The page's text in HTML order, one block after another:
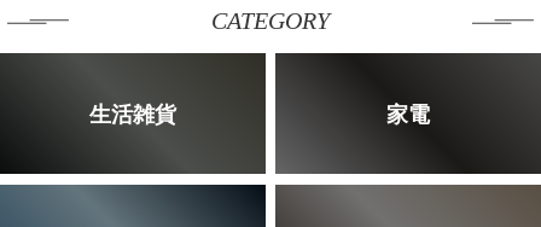
CATEGORY
生活雑貨 家電